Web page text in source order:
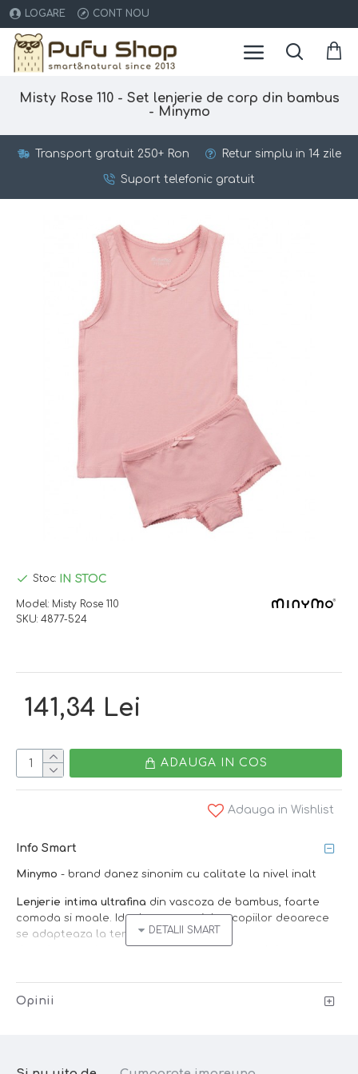
LOGARE CONT NOU
Misty Rose 110 - Set lenjerie de corp din bambus
- Minymo
Transport gratuit 250+ Ron Retur simplu in 14 zile
Suport telefonic gratuit
141,34 Lei
Stoc: IN STOC
Model: Misty Rose 110
SKU: 4877-524
ADAUGA IN COS
Adauga in Wishlist
Info Smart
Minymo - brand danez sinonim cu calitate la nivel inalt
Lenjerie intima ultrafina din vascoza de bambus, foarte
comoda si moale. Ideala pentru pielea copiilor deoarece
se adapteaza la temperatura corpului,
Bambusul
departeaza umezeala de corp si faciliteaza cicatrizarea
Opinii